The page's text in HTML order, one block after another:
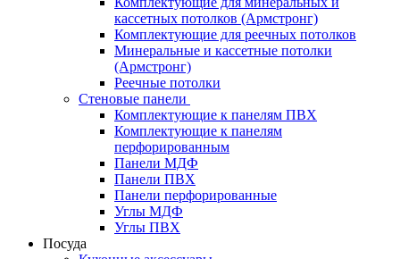
кассетных потолков (Армстронг)
Комплектующие для реечных потолков
Минеральные и кассетные потолки
(Армстронг)
Реечные потолки
Стеновые панели
Комплектующие к панелям ПВХ
Комплектующие к панелям
перфорированным
Панели МДФ
Панели ПВХ
Панели перфорированные
Углы МДФ
Углы ПВХ
Посуда